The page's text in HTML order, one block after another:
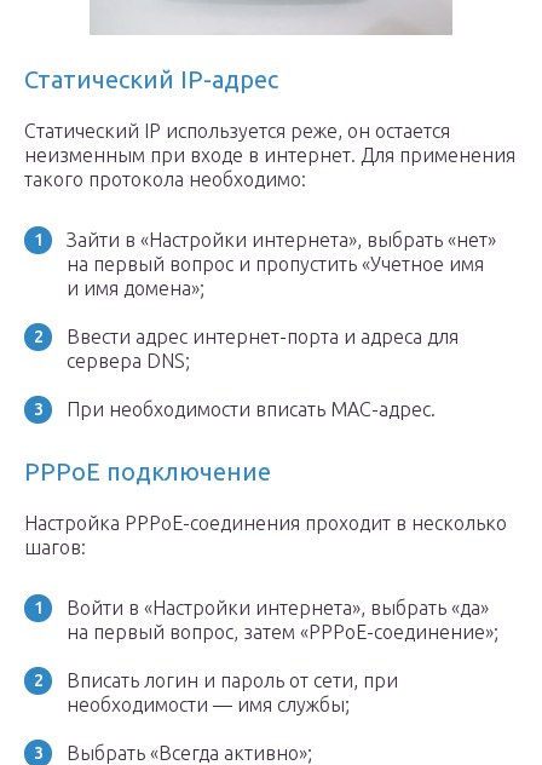
Статический IP-адрес
Статический IP используется реже, он остается
неизменным при входе в интернет. Для применения
такого протокола необходимо:
Зайти в «Настройки интернета», выбрать «нет»
на первый вопрос и пропустить «Учетное имя
и имя домена»;
Ввести адрес интернет-порта и адреса для
сервера DNS;
При необходимости вписать MAC-адрес.
PPPoE подключение
Настройка PPPoE-соединения проходит в несколько
шагов:
Войти в «Настройки интернета», выбрать «да»
на первый вопрос, затем «PPPoE-соединение»;
Вписать логин и пароль от сети, при
необходимости — имя службы;
Выбрать «Всегда активно»;